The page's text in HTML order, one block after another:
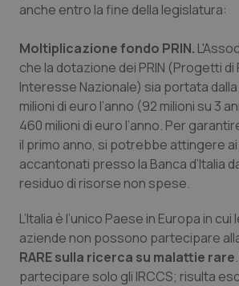
Rene & patologie urogenitali
Salute orale & impianti
Sangue & coagulazione
Tiroide
Tumore al seno
Tumore ovarico
Tumori del Polmone & Testa
anche entro la fine della legislatura:
Moltiplicazione fondo PRIN.
che la dotazione dei PRIN (Progetti di
Interesse Nazionale) sia portata
milioni di euro l’anno (92 milioni su 3
460 milioni di euro l’anno. Per
il primo anno, si potrebbe attingere
accantonati presso la Banca d’Italia
residuo di risorse non spese.
L’Italia è l’unico Paese in Europa in
aziende non possono partecipare
RARE sulla ricerca su malattie rare
partecipare solo gli IRCCS; risulta